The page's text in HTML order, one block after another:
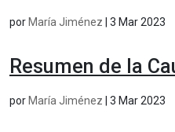
por María Jiménez 3 Mar 2023
Resumen de la
por María Jiménez 3 Mar 2023